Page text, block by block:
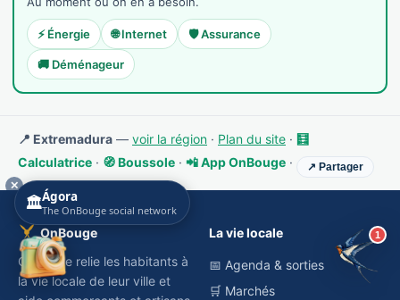
1
🌐 Voir le site
👉 C'est votre commerce ?
Kokó peluqueros
👉 C'est votre commerce ?
Opalin
Recensé · non-membre
Parfumerie
👉 C'est votre commerce ?
⚡ Énergie 🌐 Internet 🛡️ Assurance
🚚 Déménageur
📍 Extremadura — voir la région · Plan du site · 🧮
Calculatrice · 🧭 Boussole · 📲 App OnBouge · ↗ Partager
OnBouge
OnBouge relie les habitants à
la vie locale de leur ville et
La vie locale
📅 Agenda & sorties
🛒 Marchés
🏛️Ágora
The OnBouge social network
✕